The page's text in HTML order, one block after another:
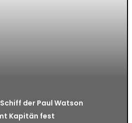
der Paul Watson
Kapitän fest